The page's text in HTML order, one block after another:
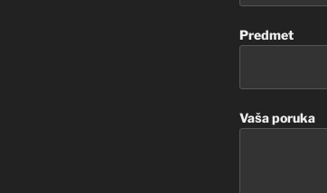
Predmet
Vaša poruka